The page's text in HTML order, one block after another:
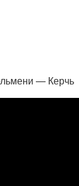
— Керчь